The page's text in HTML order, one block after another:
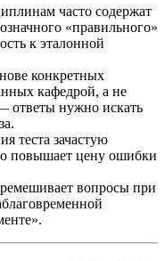
часто содержат
«правильного»
к эталонной
конкретных
кафедрой, а не
ответы нужно искать
теста зачастую
повышает цену ошибки
вопросы при